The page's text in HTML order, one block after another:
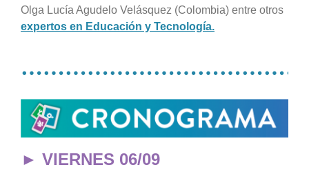
Olga Lucía Agudelo Velásquez (Colombia) entre otros
expertos en Educación y Tecnología.
► VIERNES 06/09